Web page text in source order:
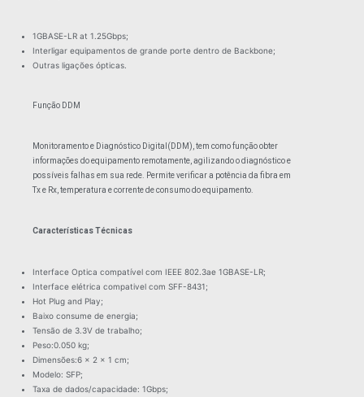
1GBASE-LR at 1.25Gbps;
Interligar equipamentos de grande porte dentro de Backbone;
Outras ligações ópticas.
Função DDM
Monitoramento e Diagnóstico Digital(DDM), tem como função obter
informações do equipamento remotamente, agilizando o diagnóstico e
possíveis falhas em sua rede. Permite verificar a potência da fibra em
Tx e Rx, temperatura e corrente de consumo do equipamento.
Características Técnicas
Interface Optica compatível com IEEE 802.3ae 1GBASE-LR;
Interface elétrica compativel com SFF-8431;
Hot Plug and Play;
Baixo consume de energia;
Tensão de 3.3V de trabalho;
Peso:0.050 kg;
Dimensões:6 × 2 × 1 cm;
Modelo: SFP;
Taxa de dados/capacidade: 1Gbps;